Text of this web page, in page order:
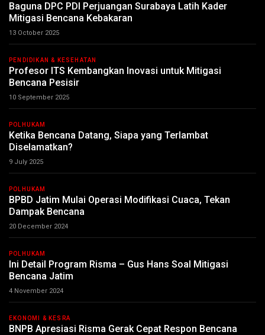
Baguna DPC PDI Perjuangan Surabaya Latih Kader
Mitigasi Bencana Kebakaran
13 October 2025
PENDIDIKAN & KESEHATAN
Profesor ITS Kembangkan Inovasi untuk Mitigasi
Bencana Pesisir
10 September 2025
POLHUKAM
Ketika Bencana Datang, Siapa yang Terlambat
Diselamatkan?
9 July 2025
POLHUKAM
BPBD Jatim Mulai Operasi Modifikasi Cuaca, Tekan
Dampak Bencana
20 December 2024
POLHUKAM
Ini Detail Program Risma – Gus Hans Soal Mitigasi
Bencana Jatim
4 November 2024
EKONOMI & KESRA
BNPB Apresiasi Risma Gerak Cepat Respon Bencana